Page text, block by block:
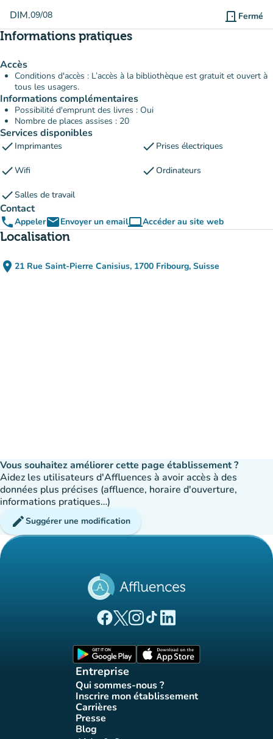
DIM.09/08 door_front Fermé
Informations pratiques
Accès
Conditions d'accès : L’accès à la bibliothèque est gratuit et ouvert à
tous les usagers.
Informations complémentaires
Possibilité d'emprunt des livres : Oui
Nombre de places assises : 20
Services disponibles
check Imprimantes check Prises électriques
checkWifi checkOrdinateurs
checkSalles de travail
Contact
phoneAppeleremailEnvoyer un emailcomputerAccéder au site web
(nouvel onglet)
Localisation
place 21 Rue Saint-Pierre Canisius, 1700 Fribourg, Suisse
(ouvrir dans Google Maps)
(nouvel onglet)
Vous souhaitez améliorer cette page établissement ?
Aidez les utilisateurs d'Affluences à avoir accès à des
données plus précises (affluence, horaire d'ouverture,
informations pratiques…)
editSuggérer une modification
(nouvel onglet)
(nouvel onglet)
(nouvel onglet)
(nouvel onglet)
(nouvel onglet)
Entreprise
Qui sommes-nous ?
(nouvel onglet)
Inscrire mon établissement
(nouvel onglet)
Carrières(nouvel onglet)
Presse(nouvel onglet)
Blog(nouvel onglet)